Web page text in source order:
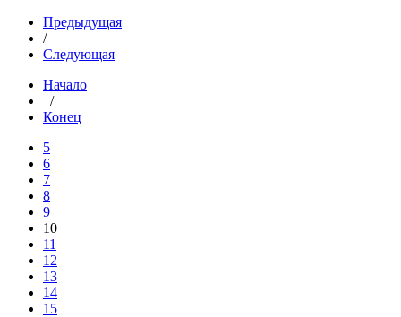
Предыдущая
/
Следующая
Начало
/
Конец
5
6
7
8
9
10
11
12
13
14
15